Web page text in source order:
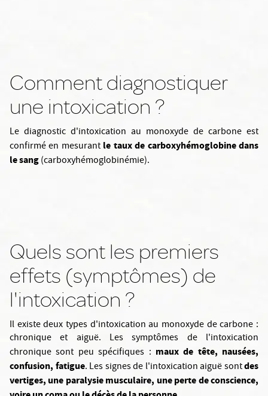
Comment diagnostiquer
une intoxication ?
Le diagnostic d'intoxication au monoxyde de carbone est
confirmé en mesurant le taux de carboxyhémoglobine dans
le sang(carboxyhémoglobinémie).
Quels sont les premiers
effets (symptômes) de
l'intoxication ?
Il existe deux types d'intoxication au monoxyde de carbone :
chronique et aiguë. Les symptômes de l'intoxication
chronique sont peu spécifiques : maux de tête, nausées,
confusion, fatigue. Les signes de l'intoxication aiguë sontdes
vertiges, une paralysie musculaire, une perte de conscience,